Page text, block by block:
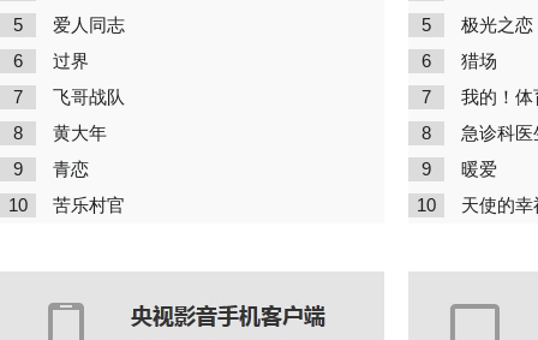
5 爱人同志
6 过界
7 飞哥战队
8 黄大年
9 青恋
10 苦乐村官
5 极光之恋
6 猎场
7 我的！体
8 急诊科医
9 暖爱
10 天使的幸